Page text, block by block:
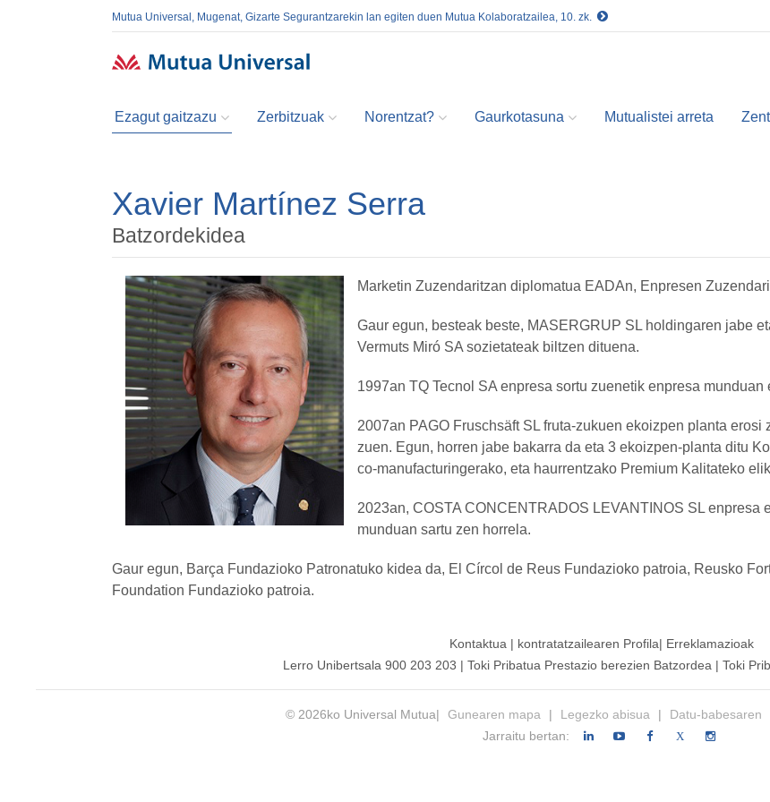
Mutua Universal, Mugenat, Gizarte Segurantzarekin lan egiten duen Mutua Kolaboratzailea, 10. zk.
Ezagut gaitzazu Zerbitzuak Norentzat? Gaurkotasuna Mutualistei arreta
Xavier Martínez Serra
Batzordekidea
Marketin Zuzendaritzan diplomatua EADAn, Enpresen
Gaur egun, besteak beste, MASERGRUP SL holdingaren jabe
Vermuts Miró SA sozietateak biltzen dituena.
1997an TQ Tecnol SA enpresa sortu zuenetik enpresa
2007an PAGO Fruschsäft SL fruta-zukuen ekoizpen planta
zuen. Egun, horren jabe bakarra da eta 3 ekoizpen-planta ditu
co-manufacturingerako, eta haurrentzako Premium Kalitateko
2023an, COSTA CONCENTRADOS LEVANTINOS SL enpresa
munduan sartu zen horrela.
Gaur egun, Barça Fundazioko Patronatuko kidea da, El Círcol de Reus Fundazioko patroia, Reusko
Foundation Fundazioko patroia.
Kontaktua | kontratatzailearen Profila| Erreklamazioak
Lerro Unibertsala 900 203 203 | Toki Pribatua Prestazio berezien Batzordea | Toki
© 2026ko Universal Mutua| Gunearen mapa | Legezko abisua | Datu-babesaren
Jarraitu bertan:
X